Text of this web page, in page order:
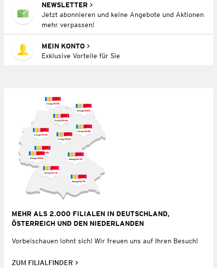
NEWSLETTER
Jetzt abonnieren und keine Angebote und Aktionen
mehr verpassen!
MEIN KONTO
Exklusive Vorteile für Sie
MEHR ALS 2.000 FILIALEN IN DEUTSCHLAND,
ÖSTERREICH UND DEN NIEDERLANDEN
Vorbeischauen lohnt sich! Wir freuen uns auf Ihren Besuch!
ZUM FILIALFINDER